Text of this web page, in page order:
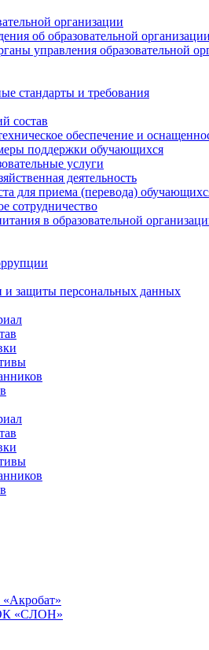
организации
об образовательной организации
управления образовательной
стандарты и требования
состав
обеспечение и
поддержки обучающихся
услуги
деятельность
для приема (перевода)
сотрудничество
в образовательной
и защиты персональных данных
«СЛОН»